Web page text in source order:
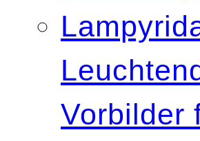
Vorbilder